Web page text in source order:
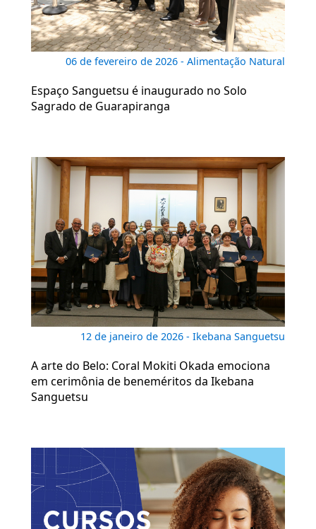
06 de fevereiro de 2026 - Alimentação Natural
Espaço Sanguetsu é inaugurado no Solo
Sagrado de Guarapiranga
12 de janeiro de 2026 - Ikebana Sanguetsu
A arte do Belo: Coral Mokiti Okada emociona
em cerimônia de beneméritos da Ikebana
Sanguetsu